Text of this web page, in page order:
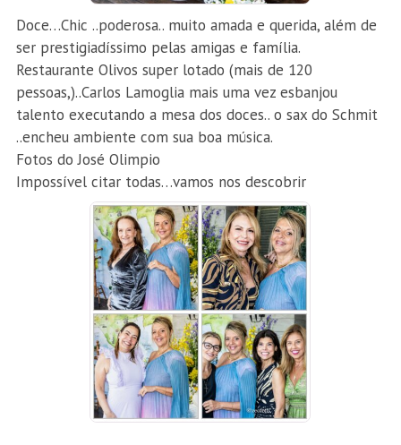
Doce…Chic ..poderosa.. muito amada e querida, além de
ser prestigiadíssimo pelas amigas e família.
Restaurante Olivos super lotado (mais de 120
pessoas,)..Carlos Lamoglia mais uma vez esbanjou
talento executando a mesa dos doces.. o sax do Schmit
..encheu ambiente com sua boa música.
Fotos do José Olimpio
Impossível citar todas…vamos nos descobrir